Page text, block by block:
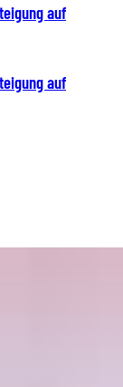
auf
auf